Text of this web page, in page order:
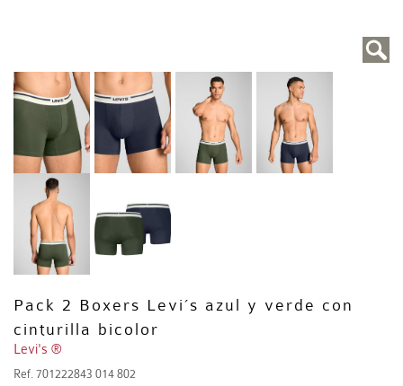
Pack 2 Boxers Levi´s azul y verde con
cinturilla bicolor
Levi's ®
Ref. 701222843 014 802